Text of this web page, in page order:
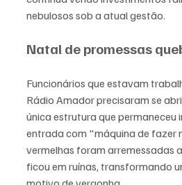
nebulosos sob a atual gestão.
Natal de promessas
Funcionários que estavam
Rádio Amador precisaram se
única estrutura que permaneceu
entrada com "máquina de fazer
vermelhas foram arremessadas
ficou em ruínas, transformando